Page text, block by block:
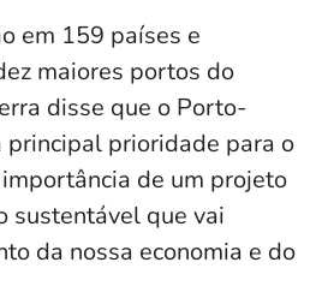
em 159 países e
maiores portos do
disse que o Porto-
principal prioridade para o
de um projeto
sustentável que vai
da nossa economia e do